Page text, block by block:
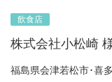
飲食店
株式会社小松崎
福島県会津若松市･喜